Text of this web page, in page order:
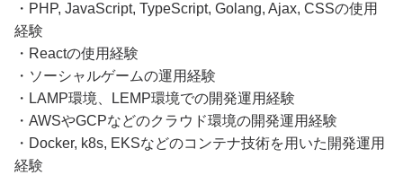
・PHP, JavaScript, TypeScript, Golang, Ajax, CSSの使用
経験
・Reactの使用経験
・ソーシャルゲームの運用経験
・LAMP環境、LEMP環境での開発運用経験
・AWSやGCPなどのクラウド環境の開発運用経験
・Docker, k8s, EKSなどのコンテナ技術を用いた開発運用
経験